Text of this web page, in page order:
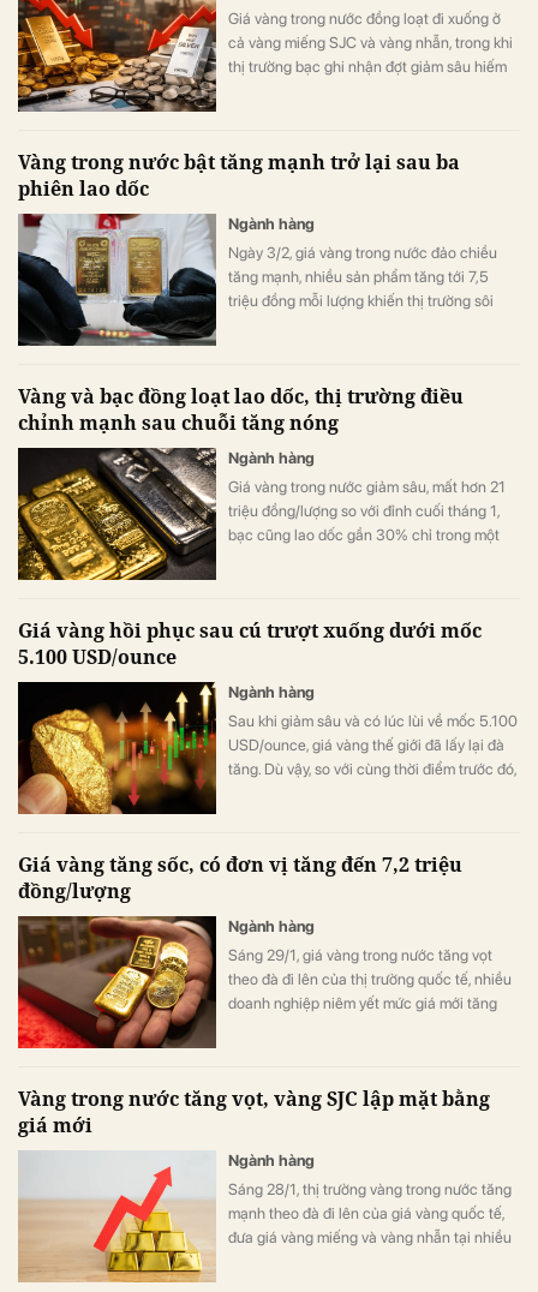
Giá vàng trong nước đồng loạt đi xuống ở
cả vàng miếng SJC và vàng nhẫn, trong khi
thị trường bạc ghi nhận đợt giảm sâu hiếm
Vàng trong nước bật tăng mạnh trở lại sau ba
phiên lao dốc
Ngành hàng
Ngày 3/2, giá vàng trong nước đảo chiều
tăng mạnh, nhiều sản phẩm tăng tới 7,5
triệu đồng mỗi lượng khiến thị trường sôi
Vàng và bạc đồng loạt lao dốc, thị trường điều
chỉnh mạnh sau chuỗi tăng nóng
Ngành hàng
Giá vàng trong nước giảm sâu, mất hơn 21
triệu đồng/lượng so với đỉnh cuối tháng 1,
bạc cũng lao dốc gần 30% chỉ trong một
Giá vàng hồi phục sau cú trượt xuống dưới mốc
5.100 USD/ounce
Ngành hàng
Sau khi giảm sâu và có lúc lùi về mốc 5.100
USD/ounce, giá vàng thế giới đã lấy lại đà
tăng. Dù vậy, so với cùng thời điểm trước đó,
Giá vàng tăng sốc, có đơn vị tăng đến 7,2 triệu
đồng/lượng
Ngành hàng
Sáng 29/1, giá vàng trong nước tăng vọt
theo đà đi lên của thị trường quốc tế, nhiều
doanh nghiệp niêm yết mức giá mới tăng
Vàng trong nước tăng vọt, vàng SJC lập mặt bằng
giá mới
Ngành hàng
Sáng 28/1, thị trường vàng trong nước tăng
mạnh theo đà đi lên của giá vàng quốc tế,
đưa giá vàng miếng và vàng nhẫn tại nhiều